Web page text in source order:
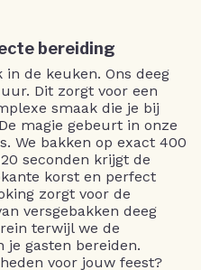
bereiding
de keuken. Ons deeg
Dit zorgt voor een
smaak die je bij
magie gebeurt in onze
We bakken op exact 400
seconden krijgt de
korst en perfect
zorgt voor de
versgebakken deeg
terwijl we de
je gasten bereiden.
voor jouw feest?